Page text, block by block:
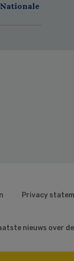
Privacy
nieuws over